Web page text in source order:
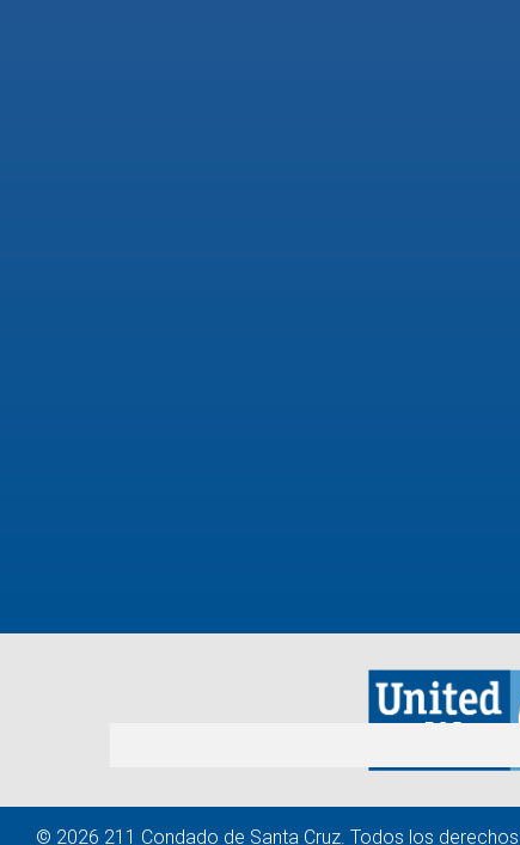
© 2026 211 Condado de Santa Cruz. Todos los